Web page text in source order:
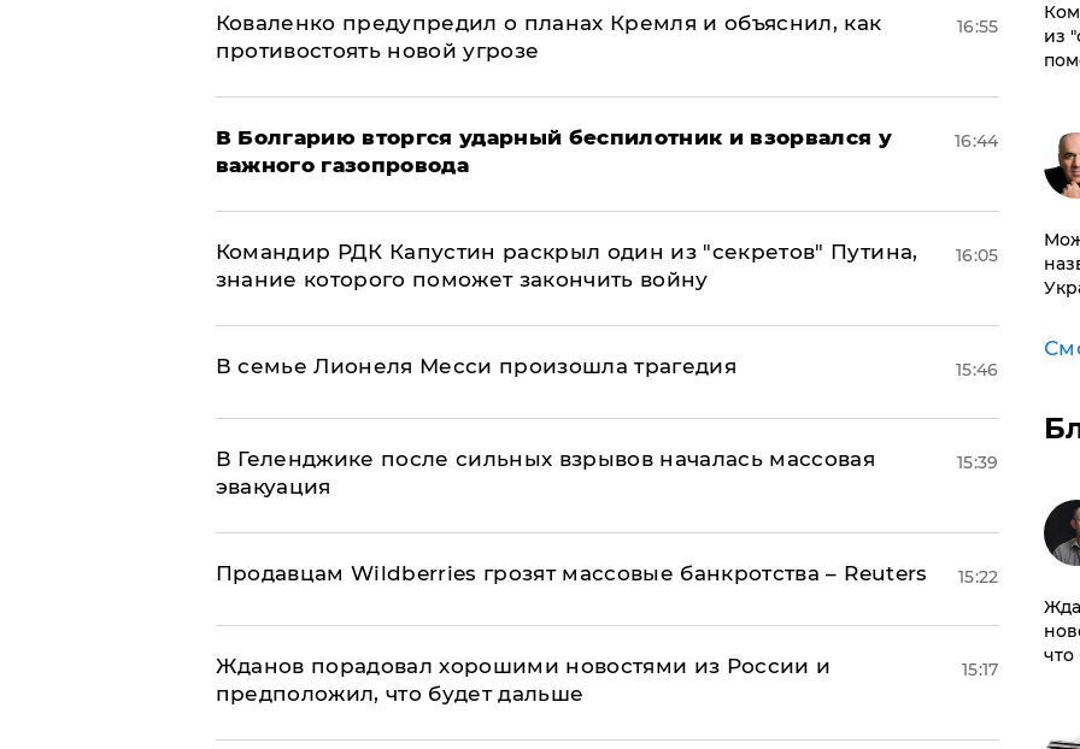
Коваленко предупредил о планах Кремля и объяснил, как
противостоять новой угрозе
16:55
В Болгарию вторгся ударный беспилотник и взорвался у
важного газопровода
16:44
Командир РДК Капустин раскрыл один из "секретов" Путина,
знание которого поможет закончить войну
16:05
В семье Лионеля Месси произошла трагедия 15:46
В Геленджике после сильных взрывов началась массовая
эвакуация
15:39
Продавцам Wildberries грозят массовые банкротства – Reuters 15:22
Жданов порадовал хорошими новостями из России и
предположил, что будет дальше
15:17
из
что